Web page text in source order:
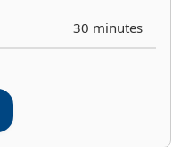
30 minutes